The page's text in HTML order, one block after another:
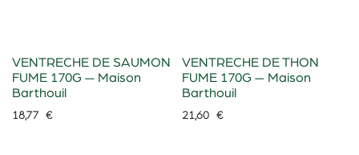
VENTRECHE DE SAUMON
FUME 170G — Maison
Barthouil
18,77 €
VENTRECHE DE THON
FUME 170G — Maison
Barthouil
21,60€